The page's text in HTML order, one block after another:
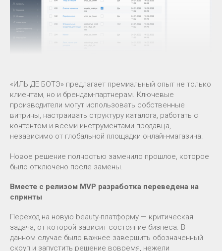
«ИЛЬ ДЕ БОТЭ» предлагает премиальный опыт не только
клиентам, но и брендам-партнерам. Ключевые
производители могут использовать собственные
витрины, настраивать структуру каталога, работать с
контентом и всеми инструментами продавца,
независимо от глобальной площадки онлайн-магазина.
Новое решение полностью заменило прошлое, которое
было отключено после замены.
Вместе с релизом MVP разработка переведена на
спринты
Переход на новую beauty-платформу — критическая
задача, от которой зависит состояние бизнеса. В
данном случае было важнее завершить обозначенный
скоуп и запустить решение вовремя, нежели